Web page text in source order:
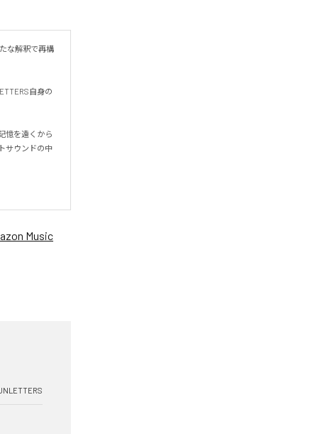
な解釈で再構
自身の
憶を遠くから
サウンドの中
Music